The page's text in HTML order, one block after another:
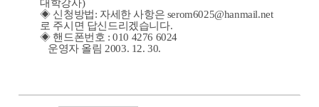
대학강사)
◈ 신청방법: 자세한 사항은 serom6025@hanmail.net
로 주시면 답신드리겠습니다.
◈ 핸드폰번호 : 010 4276 6024
운영자 올림 2003. 12. 30.